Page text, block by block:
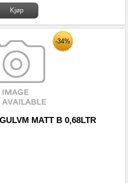
-34%
MATT B 0,68LTR